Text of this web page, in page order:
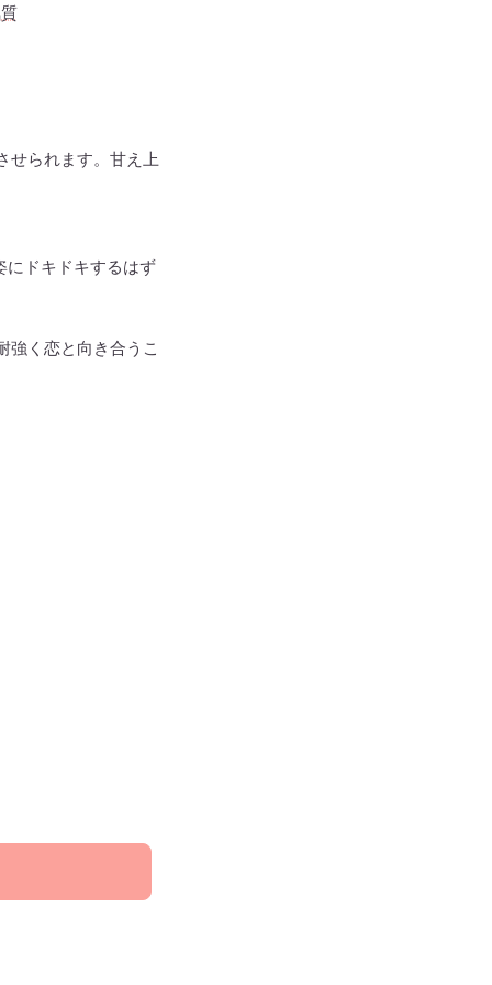
せられます。甘え上
にドキドキするはず
強く恋と向き合うこ